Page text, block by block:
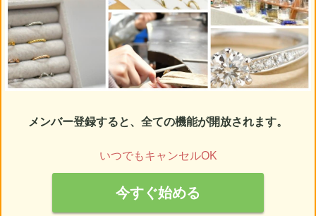
メンバー登録すると、全ての機能が開放されます。
いつでもキャンセルOK
今すぐ始める